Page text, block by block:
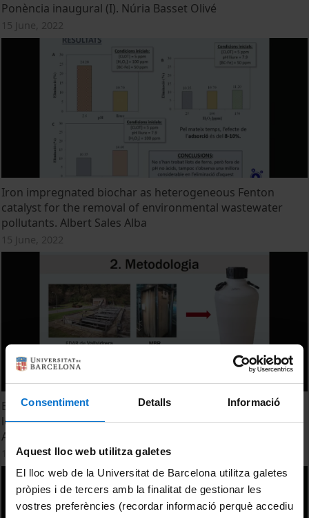
Consentiment Detalls Informació
Aquest lloc web utilitza galetes
El lloc web de la Universitat de Barcelona utilitza galetes
pròpies i de tercers amb la finalitat de gestionar les
vostres preferències (recordar informació perquè accediu
Ponència inaugural (I). Núria Basset Olivé
15 June, 2022
Iron impregnated biochar as heterogeneous Fenton
catalyst for the removal of environmental wastewater
pollutants. Albert Sales Alba
15 June, 2022
Eliminació de contaminants de preocupació emergent de
les aigües residuals mitjançant Processos d’Oxidació
Avançada. Laura Poch Gregori
15 June, 2022